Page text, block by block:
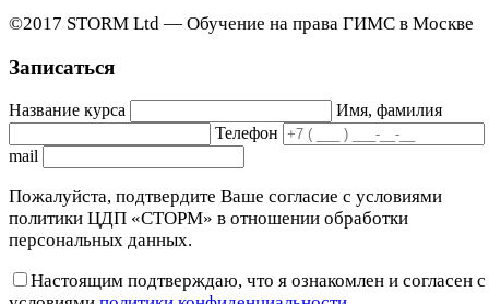
©2017 STORM Ltd — Обучение на права ГИМС в Москве
Записаться
Название курса
Имя, фамилия
Телефон
mail
Пожалуйста, подтвердите Ваше согласие с условиями
политики ЦДП «СТОРМ» в отношении обработки
персональных данных.
Настоящим подтверждаю, что я ознакомлен и согласен с